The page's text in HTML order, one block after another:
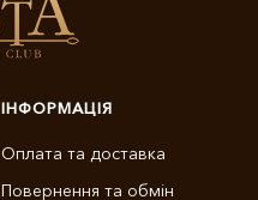
ІНФОРМАЦІЯ
Оплата та доставка
Повернення та обмін